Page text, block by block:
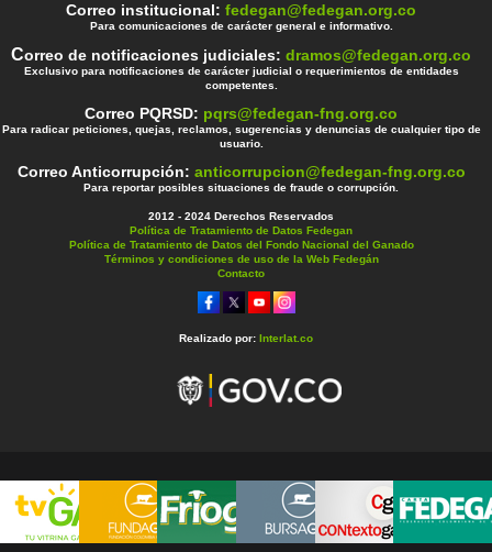
Correo institucional:fedegan@fedegan.org.co
Para comunicaciones de carácter general e informativo.
Correo de notificaciones judiciales:dramos@fedegan.org.co
Exclusivo para notificaciones de carácter judicial o requerimientos de entidades
competentes.
Correo PQRSD: pqrs@fedegan-fng.org.co
Para radicar peticiones, quejas, reclamos, sugerencias y denuncias de cualquier tipo de
usuario.
Correo Anticorrupción: anticorrupcion@fedegan-fng.org.co
Para reportar posibles situaciones de fraude o corrupción.
2012 - 2024 Derechos Reservados
Política de Tratamiento de Datos Fedegan
Política de Tratamiento de Datos del Fondo Nacional del Ganado
Términos y condiciones de uso de la Web Fedegán
Contacto
Realizado por: Interlat.co